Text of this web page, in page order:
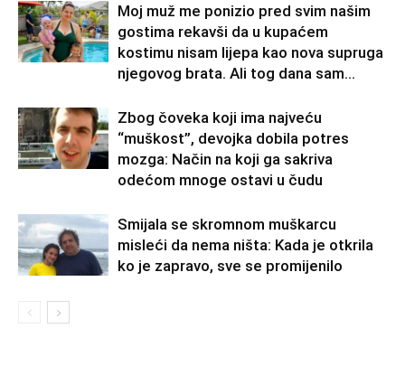
Moj muž me ponizio pred svim našim
gostima rekavši da u kupaćem
kostimu nisam lijepa kao nova supruga
njegovog brata. Ali tog dana sam...
Zbog čoveka koji ima najveću
“muškost”, devojka dobila potres
mozga: Način na koji ga sakriva
odećom mnoge ostavi u čudu
Smijala se skromnom muškarcu
misleći da nema ništa: Kada je otkrila
ko je zapravo, sve se promijenilo